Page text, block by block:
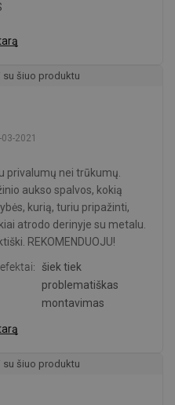
su šiuo produktu
2021
privalumų nei trūkumų.
aukso spalvos, kokią
kurią, turiu pripažinti,
atrodo derinyje su metalu.
REKOMENDUOJU!
šiek tiek
problematiškas
montavimas
su šiuo produktu